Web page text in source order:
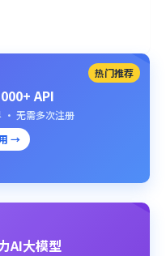
热门推荐
API
· 无需多次注册
→
AI大模型